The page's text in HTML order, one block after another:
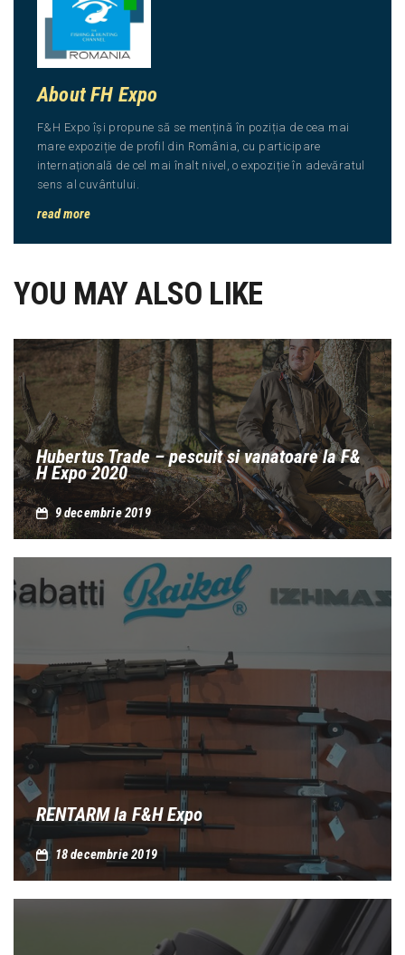
About FH Expo
F&H Expo își propune să se mențină în poziția de cea mai
mare expoziție de profil din România, cu participare
internațională de cel mai înalt nivel, o expoziție în adevăratul
sens al cuvântului.
read more
YOU MAY ALSO LIKE
Hubertus Trade – pescuit si vanatoare la F&
H Expo 2020
9 decembrie 2019
RENTARM la F&H Expo
18 decembrie 2019